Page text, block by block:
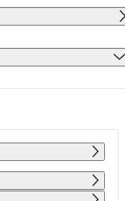
SO NE
2 3
15 600